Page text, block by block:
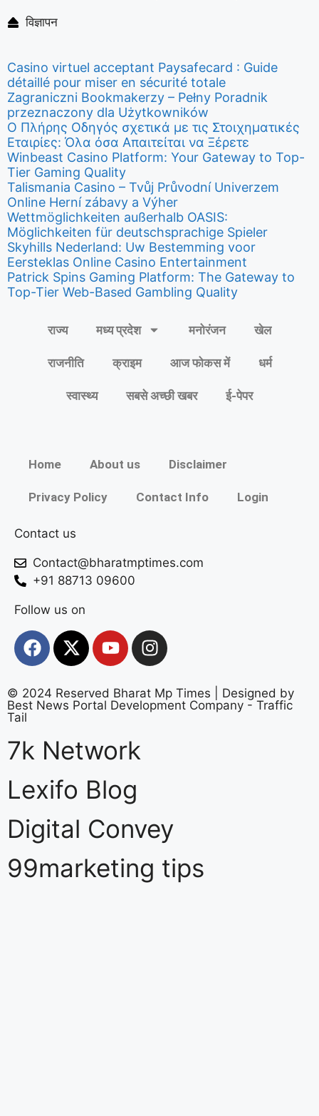
विज्ञापन
Casino virtuel acceptant Paysafecard : Guide
détaillé pour miser en sécurité totale
Zagraniczni Bookmakerzy – Pełny Poradnik
przeznaczony dla Użytkowników
Ο Πλήρης Οδηγός σχετικά με τις Στοιχηματικές
Εταιρίες: Όλα όσα Απαιτείται να Ξέρετε
Winbeast Casino Platform: Your Gateway to Top-
Tier Gaming Quality
Talismania Casino – Tvůj Průvodní Univerzem
Online Herní zábavy a Výher
Wettmöglichkeiten außerhalb OASIS:
Möglichkeiten für deutschsprachige Spieler
Skyhills Nederland: Uw Bestemming voor
Eersteklas Online Casino Entertainment
Patrick Spins Gaming Platform: The Gateway to
Top-Tier Web-Based Gambling Quality
राज्य मध्य प्रदेश मनोरंजन खेल
राजनीति क्राइम आज फोकस में धर्म
स्वास्थ्य सबसे अच्छी खबर ई-पेपर
Home About us Disclaimer
Privacy Policy Contact Info Login
Contact us
Contact@bharatmptimes.com
+91 88713 09600
Follow us on
© 2024 Reserved Bharat Mp Times | Designed by
Best News Portal Development Company - Traffic
Tail
7k Network
Lexifo Blog
Digital Convey
99marketing tips